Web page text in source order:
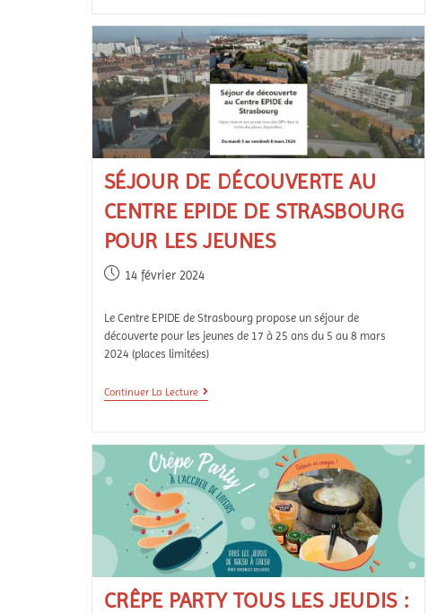
SÉJOUR DE DÉCOUVERTE AU
CENTRE EPIDE DE STRASBOURG
POUR LES JEUNES
14 février 2024
Le Centre EPIDE de Strasbourg propose un séjour de
découverte pour les jeunes de 17 à 25 ans du 5 au 8 mars
2024 (places limitées)
Continuer La Lecture
CRÊPE PARTY TOUS LES JEUDIS :